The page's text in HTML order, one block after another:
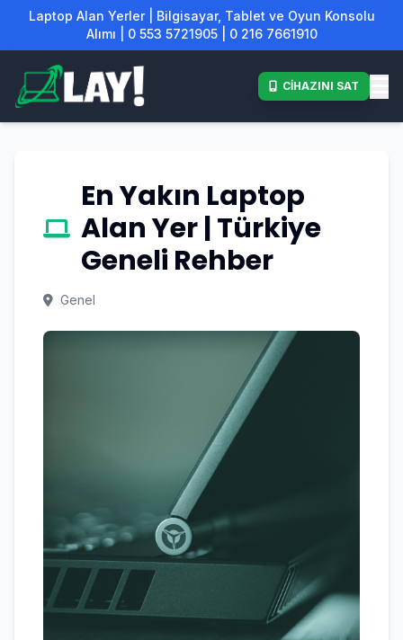
Laptop Alan Yerler | Bilgisayar, Tablet ve Oyun Konsolu
Alımı | 0 553 5721905 | 0 216 7661910
CİHAZINI SAT
En Yakın Laptop
Alan Yer | Türkiye
Geneli Rehber
Genel